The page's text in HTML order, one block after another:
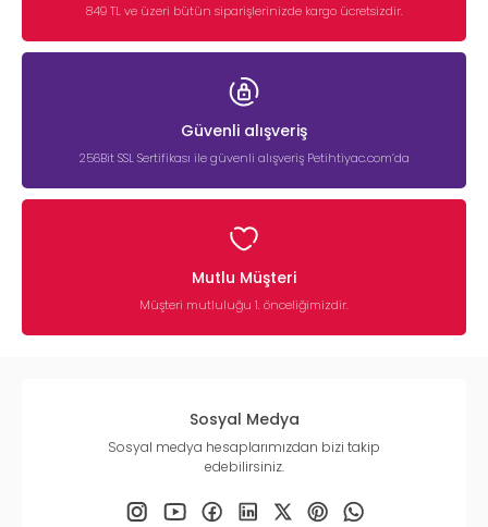
849 TL ve üzeri bütün siparişlerinizde kargo ücretsizdir.
Güvenli alışveriş
256Bit SSL Sertifikası ile güvenli alışveriş Petihtiyac.com’da
Mutlu Müşteri
Müşteri mutluluğu 1. önceliğimizdir.
Sosyal Medya
Sosyal medya hesaplarımızdan bizi takip
edebilirsiniz.